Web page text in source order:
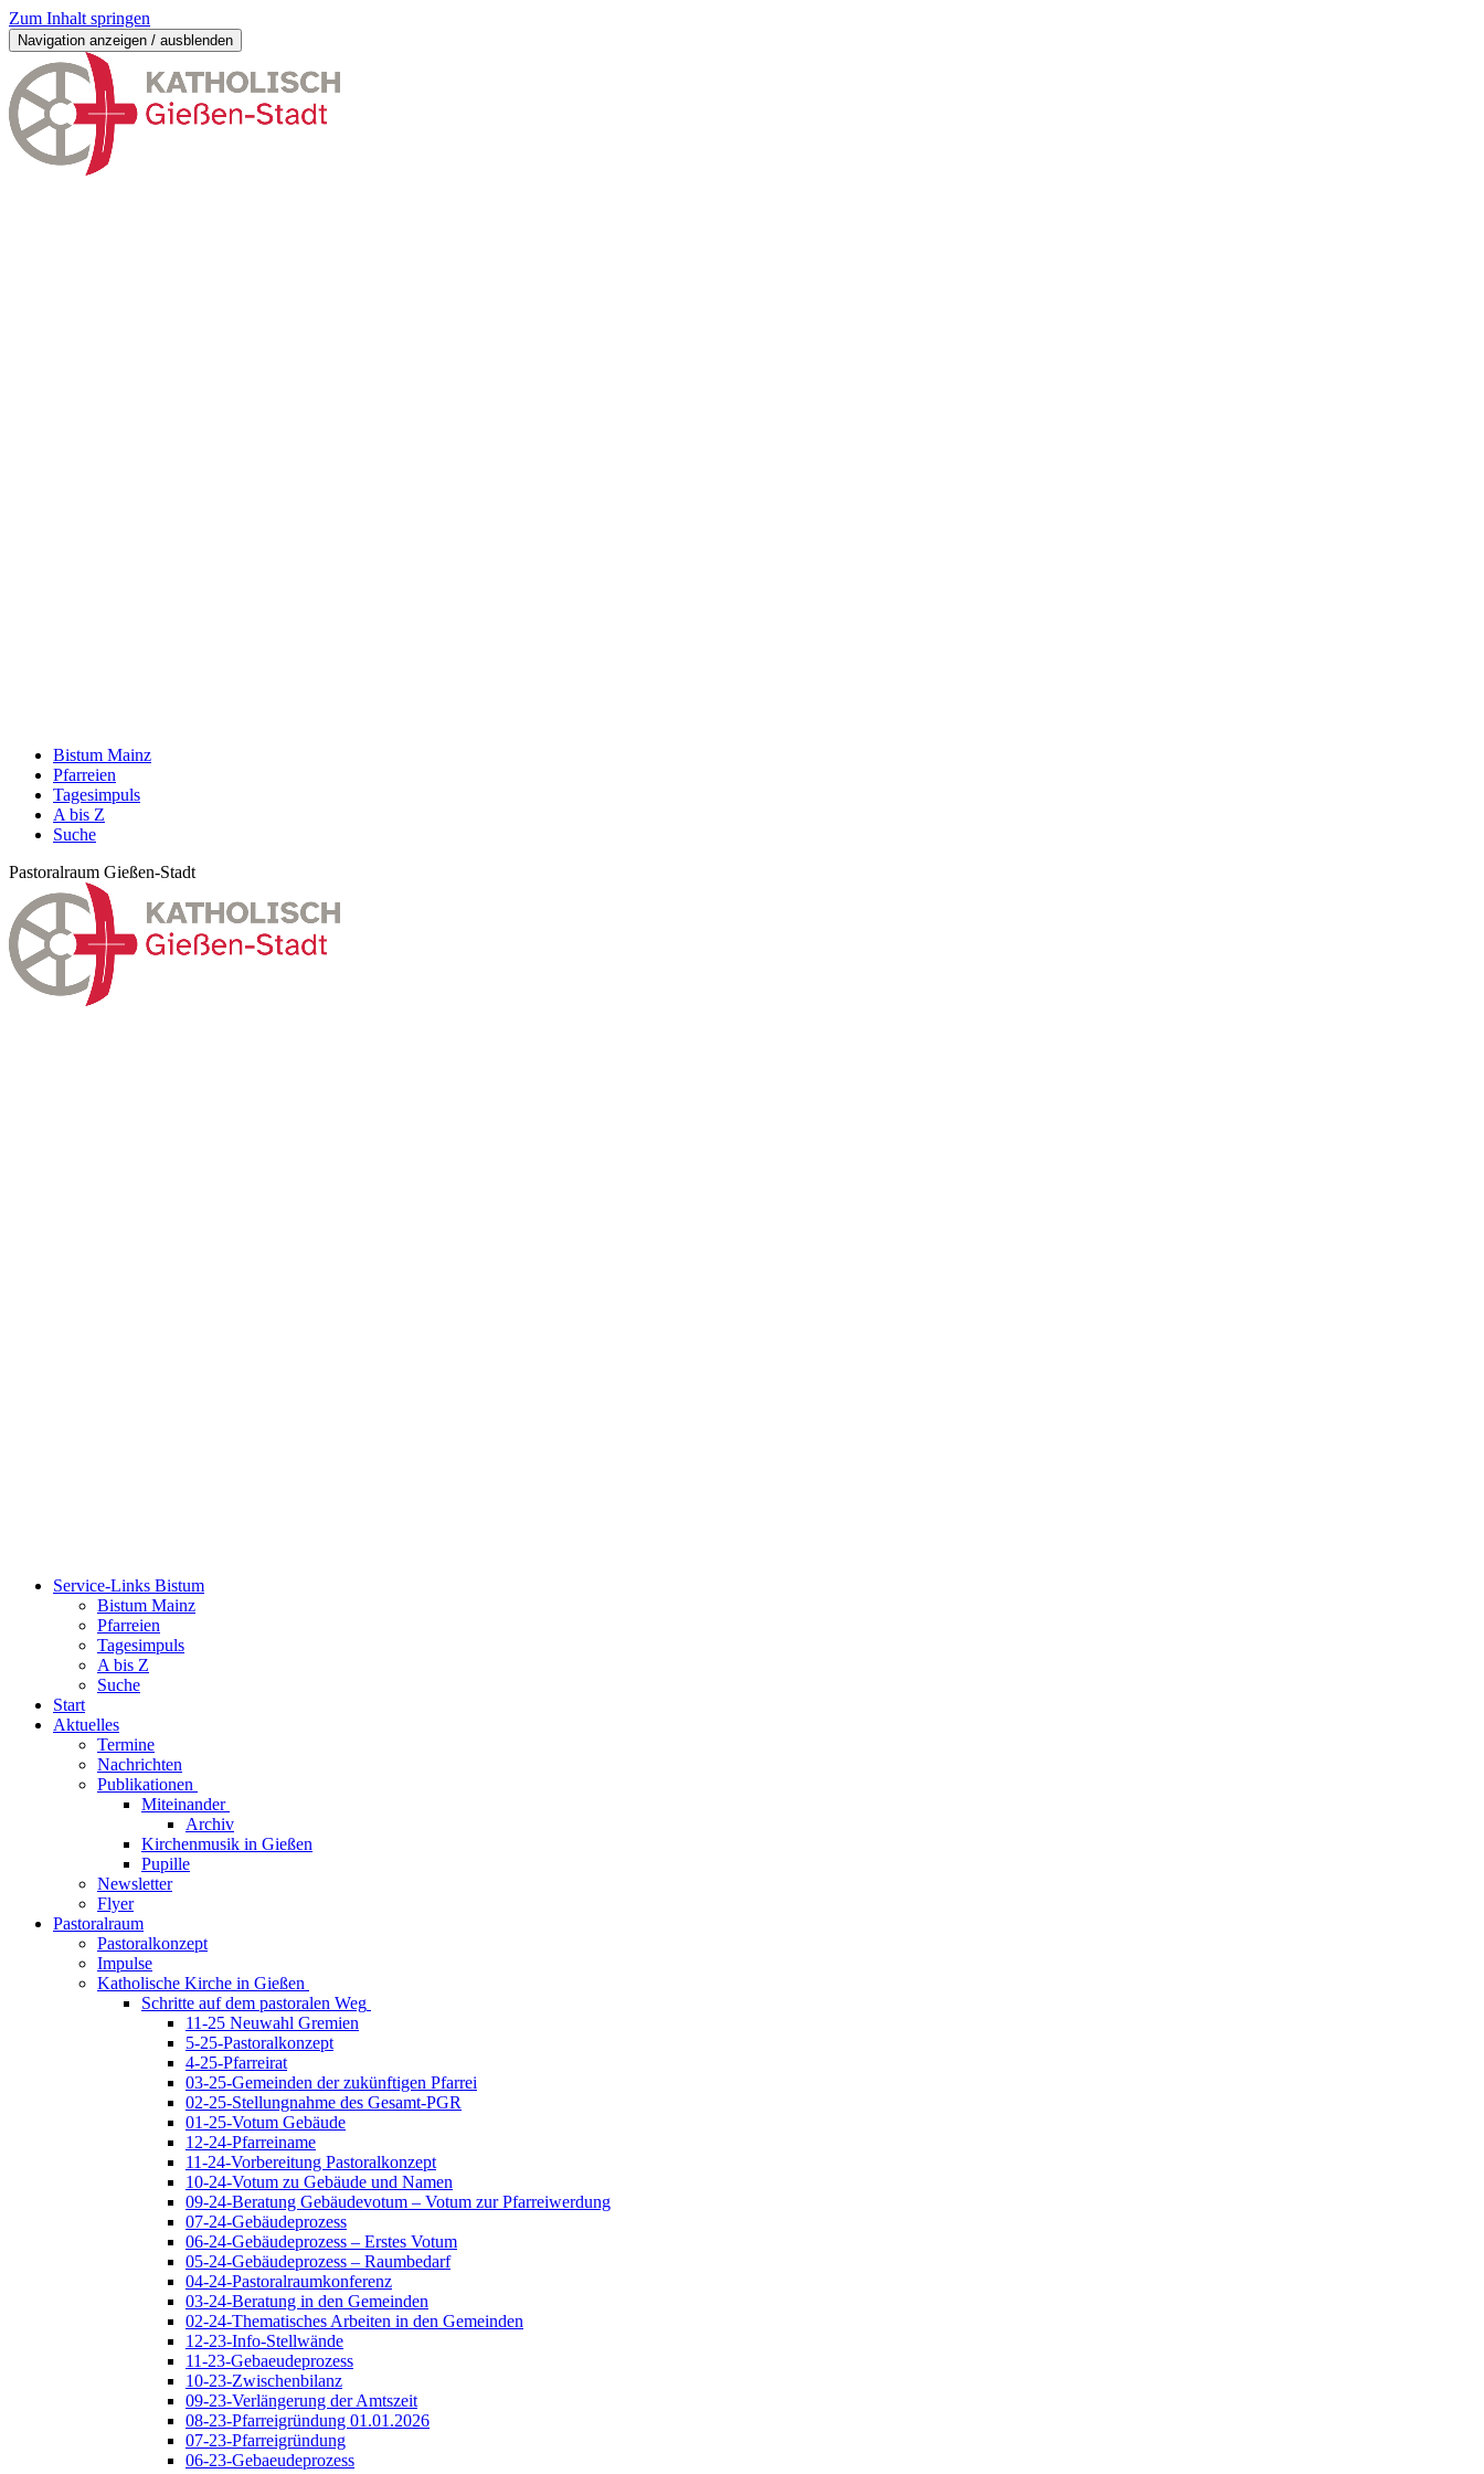
Zum Inhalt springen
Navigation anzeigen / ausblenden
Bistum Mainz
Pfarreien
Tagesimpuls
A bis Z
Suche
Pastoralraum Gießen-Stadt
Service-Links Bistum
Bistum Mainz
Pfarreien
Tagesimpuls
A bis Z
Suche
Start
Aktuelles
Termine
Nachrichten
Publikationen
Miteinander
Archiv
Kirchenmusik in Gießen
Pupille
Newsletter
Flyer
Pastoralraum
Pastoralkonzept
Impulse
Katholische Kirche in Gießen
Schritte auf dem pastoralen Weg
11-25 Neuwahl Gremien
5-25-Pastoralkonzept
4-25-Pfarreirat
03-25-Gemeinden der zukünftigen Pfarrei
02-25-Stellungnahme des Gesamt-PGR
01-25-Votum Gebäude
12-24-Pfarreiname
11-24-Vorbereitung Pastoralkonzept
10-24-Votum zu Gebäude und Namen
09-24-Beratung Gebäudevotum – Votum zur Pfarreiwerdung
07-24-Gebäudeprozess
06-24-Gebäudeprozess – Erstes Votum
05-24-Gebäudeprozess – Raumbedarf
04-24-Pastoralraumkonferenz
03-24-Beratung in den Gemeinden
02-24-Thematisches Arbeiten in den Gemeinden
12-23-Info-Stellwände
11-23-Gebaeudeprozess
10-23-Zwischenbilanz
09-23-Verlängerung der Amtszeit
08-23-Pfarreigründung 01.01.2026
07-23-Pfarreigründung
06-23-Gebaeudeprozess